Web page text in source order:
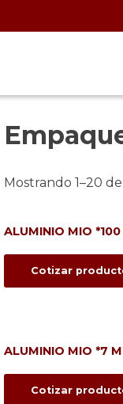
Mostrando 1–20
ALUMINIO MIO
Cotizar
ALUMINIO MIO *7
Cotizar